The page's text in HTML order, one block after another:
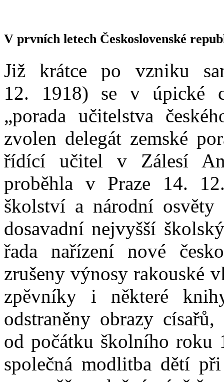
V prvních letech Československé
Již krátce po vzniku
12. 1918) se v úpické
„porada učitelstva
zvolen delegát zemské
řídící učitel v Zálesí
proběhla v Praze 14.
školství a národní
dosavadní nejvyšší
řada nařízení nové
zrušeny výnosy rakouské
zpěvníky i některé
odstraněny obrazy
od počátku školního roku
společná modlitba dětí